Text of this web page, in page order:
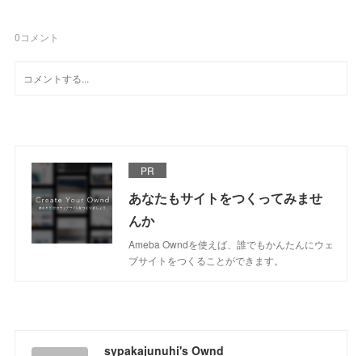
0コメント
PR
あなたもサイトをつくってみませ
んか
Ameba Owndを使えば、誰でもかんたんにウェ
ブサイトをつくることができます。
sypakajunuhi's Ownd